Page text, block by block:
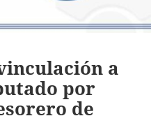
a
por
de